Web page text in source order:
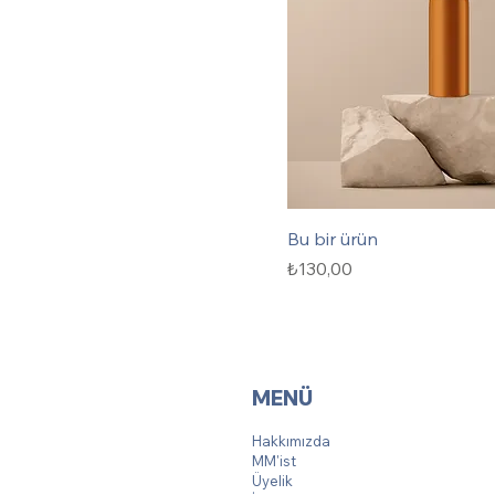
Bu bir ürün
Fiyat
₺130,00
MENÜ
Hakkımızda
MM'ist
Üyelik